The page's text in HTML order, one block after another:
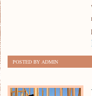
POSTED BY ADMIN